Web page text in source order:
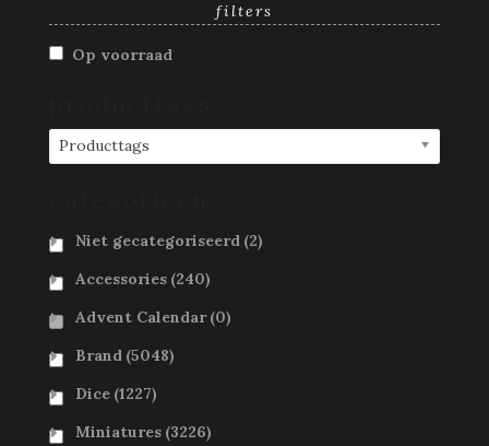
filters
Op voorraad
Producttags
Niet gecategoriseerd (2)
Accessories (240)
Advent Calendar (0)
Brand (5048)
Dice (1227)
Miniatures (3226)